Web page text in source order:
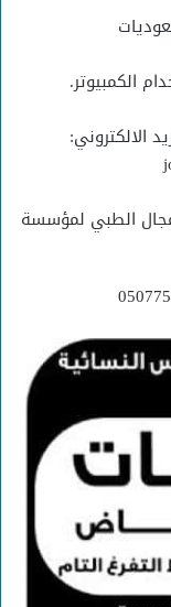
الكمبيوتر.
الالكتروني:
الطبي لمؤسسة